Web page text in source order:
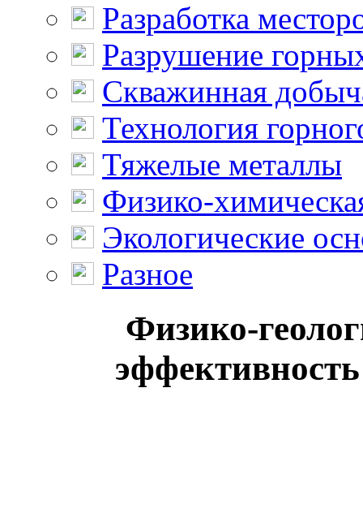
Разработка
Разрушение
Скважинная
Технология
Тяжелые металлы
Физико-
Экологические
Разное
Физико-